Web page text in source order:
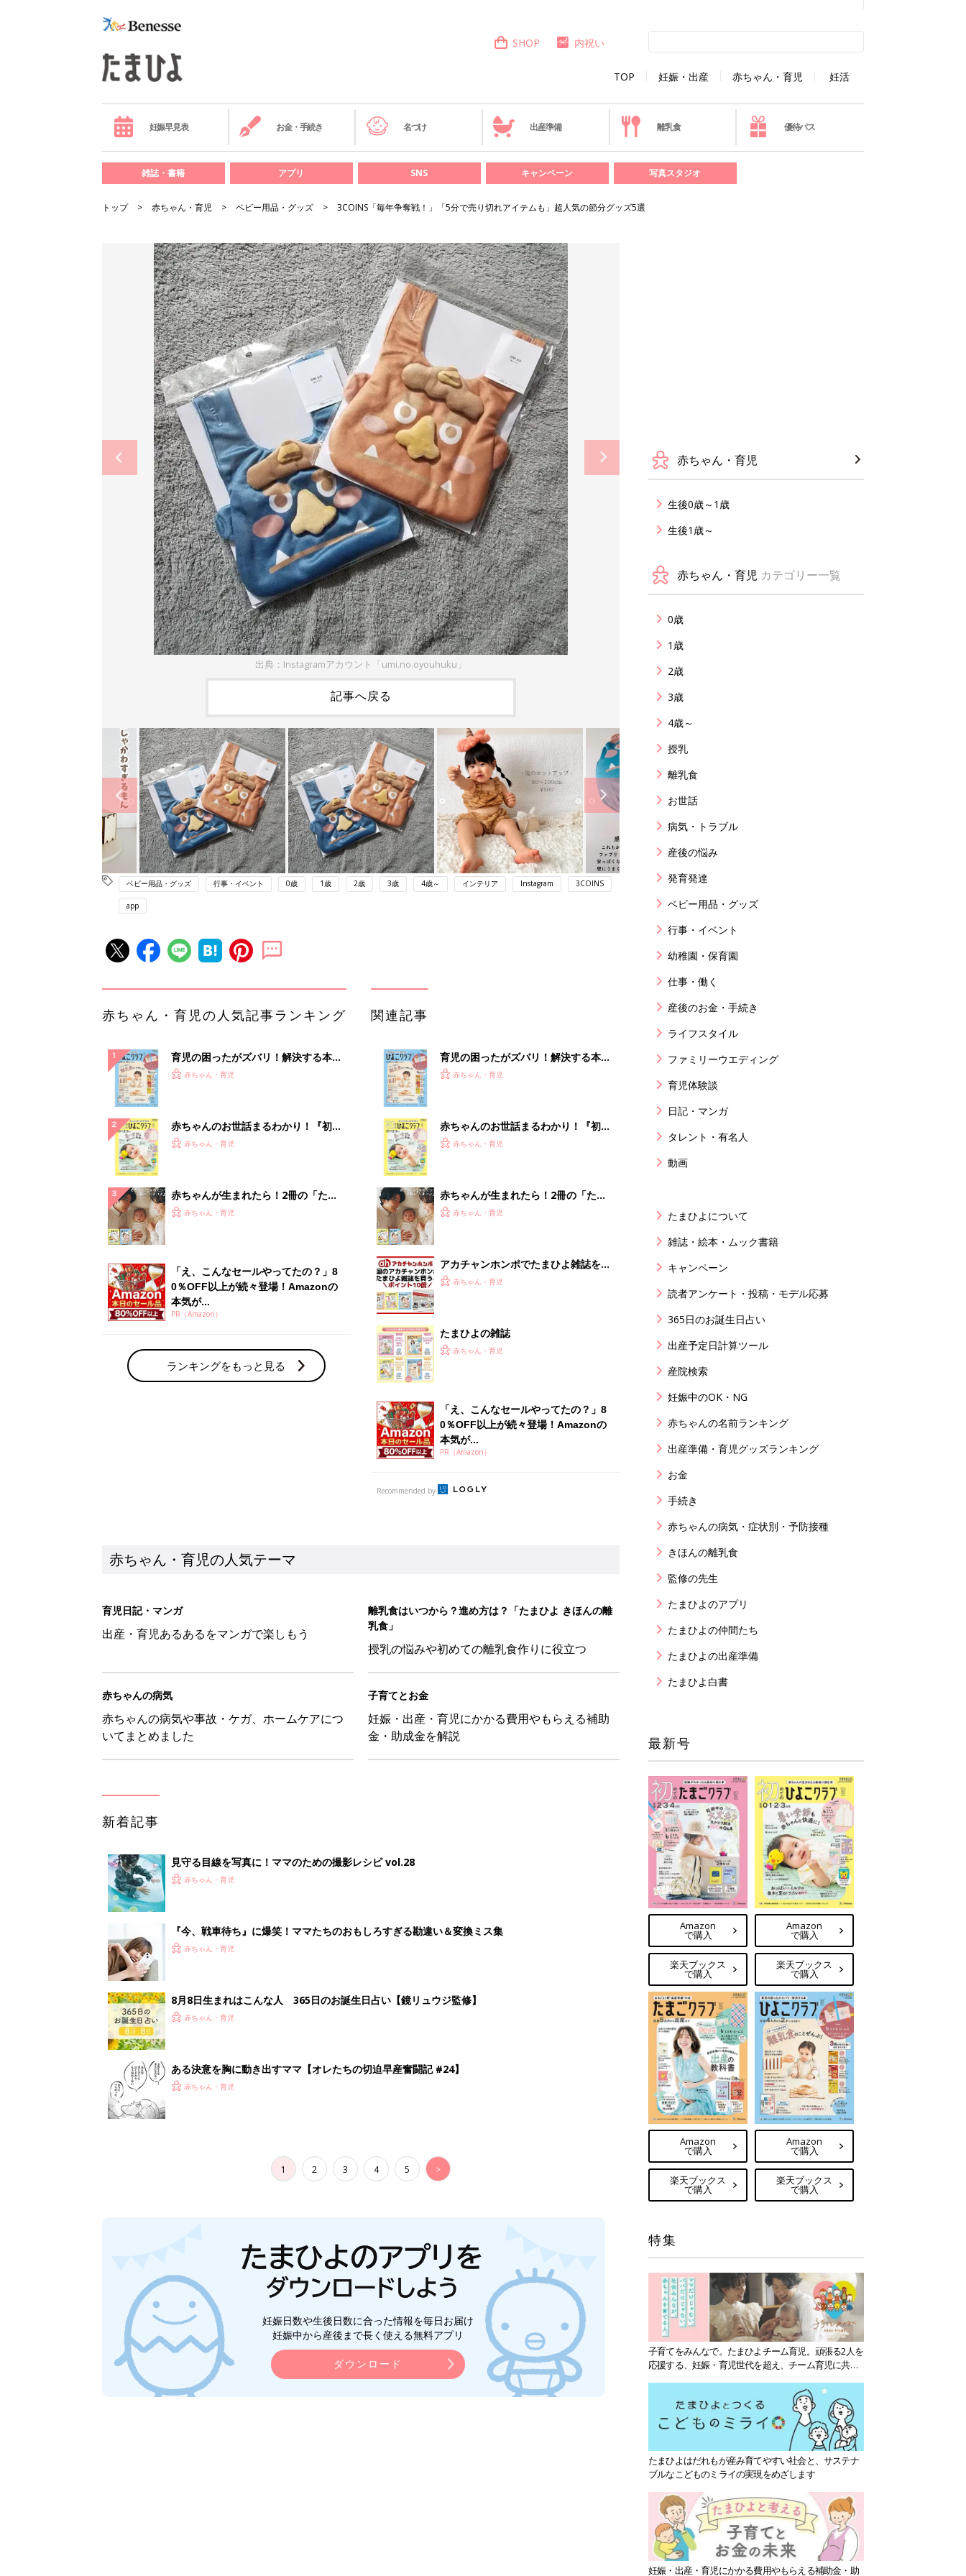
TOP 妊娠・出産 赤ちゃん・育児 妊活
SHOP 内祝い
妊娠早見表 お金・手続き 名づけ 出産準備 離乳食 優待パス
雑誌・書籍 アプリ SNS キャンペーン 写真スタジオ
トップ 赤ちゃん・育児 ベビー用品・グッズ 3COINS「毎年争奪戦！」「5分で売り切れアイテムも」超人気の節分グッズ5選
出典：Instagramアカウント「umi.no.oyouhuku」
記事へ戻る
ベビー用品・グッズ 行事・イベント 0歳 1歳 2歳 3歳 4歳～ インテリア Instagram 3COINS
app
赤ちゃん・育児の人気記事ランキング
育児の困ったがズバリ！解決する本
『ひよこクラブ 秋号』 4カ月～2才
赤ちゃん・育児
赤ちゃんのお世話まるわかり！『初め
てのひよこクラブ 夏号』〈巻頭大特
解決テク
赤ちゃん・育児
赤ちゃんが生まれたら！2冊の「たま
ひよ」
赤ちゃん・育児
「え、こんなセールやってたの？」8
0％OFF以上が続々登場！Amazonの
本気が...
PR（Amazon）
ランキングをもっと見る
関連記事
育児の困ったがズバリ！解決する本
『ひよこクラブ 秋号』 4カ月～2才
赤ちゃん・育児
赤ちゃんのお世話まるわかり！『初め
てのひよこクラブ 夏号』〈巻頭大特
解決テク
赤ちゃん・育児
赤ちゃんが生まれたら！2冊の「たま
ひよ」
赤ちゃん・育児
アカチャンホンポでたまひよ雑誌を買
うとポイント10倍【期間限定】
赤ちゃん・育児
たまひよの雑誌
赤ちゃん・育児
「え、こんなセールやってたの？」8
0％OFF以上が続々登場！Amazonの
本気が...
PR（Amazon）
Recommended by
赤ちゃん・育児の人気テーマ
育児日記・マンガ
出産・育児あるあるをマンガで楽しもう
離乳食はいつから？進め方は？「たまひよ きほんの離
乳食」
授乳の悩みや初めての離乳食作りに役立つ
赤ちゃんの病気
赤ちゃんの病気や事故・ケガ、ホームケアにつ
いてまとめました
子育てとお金
妊娠・出産・育児にかかる費用やもらえる補助
金・助成金を解説
新着記事
見守る目線を写真に！ママのための撮影レシピ vol.28
赤ちゃん・育児
『今、戦車待ち』に爆笑！ママたちのおもしろすぎる勘違い＆変換ミス集
赤ちゃん・育児
8月8日生まれはこんな人 365日のお誕生日占い【鏡リュウジ監修】
赤ちゃん・育児
ある決意を胸に動き出すママ【オレたちの切迫早産奮闘記 #24】
赤ちゃん・育児
1 2 3 4 5 >
妊娠日数や生後日数に合った情報を毎日お届け
妊娠中から産後まで長く使える無料アプリ
ダウンロード
赤ちゃん・育児
生後0歳～1歳
生後1歳～
赤ちゃん・育児 カテゴリー一覧
0歳
1歳
2歳
3歳
4歳～
授乳
離乳食
お世話
病気・トラブル
産後の悩み
発育発達
ベビー用品・グッズ
行事・イベント
幼稚園・保育園
仕事・働く
産後のお金・手続き
ライフスタイル
ファミリーウエディング
育児体験談
日記・マンガ
タレント・有名人
動画
たまひよについて
雑誌・絵本・ムック書籍
キャンペーン
読者アンケート・投稿・モデル応募
365日のお誕生日占い
出産予定日計算ツール
産院検索
妊娠中のOK・NG
赤ちゃんの名前ランキング
出産準備・育児グッズランキング
お金
手続き
赤ちゃんの病気・症状別・予防接種
きほんの離乳食
監修の先生
たまひよのアプリ
たまひよの仲間たち
たまひよの出産準備
たまひよ白書
最新号
Amazon
で購入
楽天ブックス
で購入
Amazon
で購入
楽天ブックス
で購入
Amazon
で購入
楽天ブックス
で購入
Amazon
で購入
楽天ブックス
で購入
特集
子育てをみんなで。たまひよチーム育児。頑張る2人を
応援する、妊娠・育児世代を超え、チーム育児に共感
たまひよはだれもが産み育てやすい社会と、サステナ
ブルなこどものミライの実現をめざします
妊娠・出産・育児にかかる費用やもらえる補助金・助